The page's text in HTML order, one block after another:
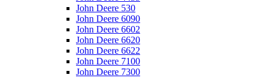
John Deere 530
John Deere 6090
John Deere 6602
John Deere 6620
John Deere 6622
John Deere 7100
John Deere 7300